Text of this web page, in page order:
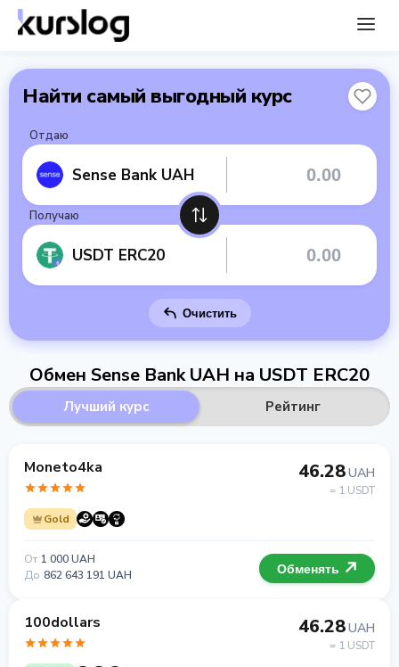
Найти самый выгодный курс
Отдаю
Sense Bank UAH
Получаю
USDT ERC20
Очистить
Обмен Sense Bank UAH на USDT ERC20
Лучший курс Рейтинг
Moneto4ka
Gold
46.28UAH
= 1 USDT
От 1 000 UAH
До 862 643 191 UAH Обменять
100dollars 46.28UAH
= 1 USDT